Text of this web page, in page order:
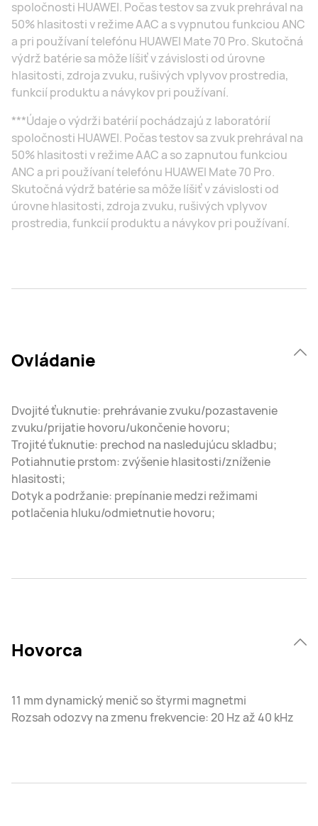
spoločnosti HUAWEI. Počas testov sa zvuk prehrával na
50% hlasitosti v režime AAC a s vypnutou funkciou ANC
a pri používaní telefónu HUAWEI Mate 70 Pro. Skutočná
výdrž batérie sa môže líšiť v závislosti od úrovne
hlasitosti, zdroja zvuku, rušivých vplyvov prostredia,
funkcií produktu a návykov pri používaní.
***Údaje o výdrži batérií pochádzajú z laboratórií
spoločnosti HUAWEI. Počas testov sa zvuk prehrával na
50% hlasitosti v režime AAC a so zapnutou funkciou
ANC a pri používaní telefónu HUAWEI Mate 70 Pro.
Skutočná výdrž batérie sa môže líšiť v závislosti od
úrovne hlasitosti, zdroja zvuku, rušivých vplyvov
prostredia, funkcií produktu a návykov pri používaní.
Ovládanie
Dvojité ťuknutie: prehrávanie zvuku/pozastavenie
zvuku/prijatie hovoru/ukončenie hovoru;
Trojité ťuknutie: prechod na nasledujúcu skladbu;
Potiahnutie prstom: zvýšenie hlasitosti/zníženie
hlasitosti;
Dotyk a podržanie: prepínanie medzi režimami
potlačenia hluku/odmietnutie hovoru;
Hovorca
11 mm dynamický menič so štyrmi magnetmi
Rozsah odozvy na zmenu frekvencie: 20 Hz až 40 kHz